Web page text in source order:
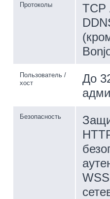
Протоколы
TCP
Пользователь /
хост
До
Безопасность